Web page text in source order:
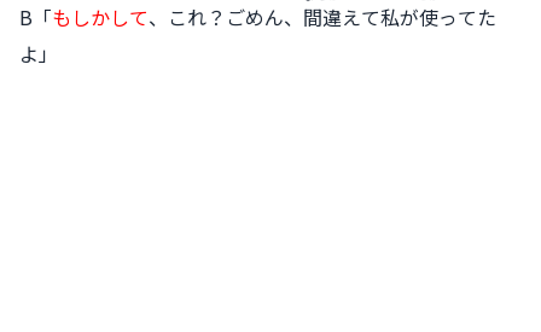
B「もしかして、これ？ごめん、 間違えて私が使ってた
よ」